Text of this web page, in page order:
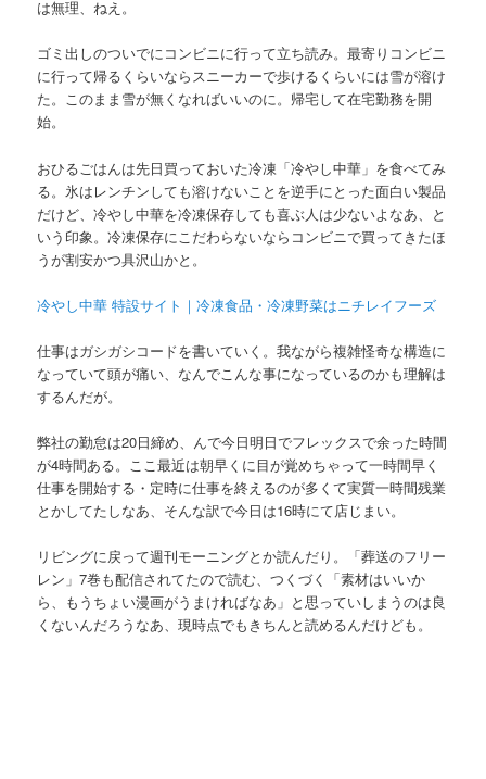
は無理、ねえ。
ゴミ出しのついでにコンビニに行って立ち読み。最寄りコンビニ
に行って帰るくらいならスニーカーで歩けるくらいには雪が溶け
た。このまま雪が無くなればいいのに。帰宅して在宅勤務を開
始。
おひるごはんは先日買っておいた冷凍「冷やし中華」を食べてみ
る。氷はレンチンしても溶けないことを逆手にとった面白い製品
だけど、冷やし中華を冷凍保存しても喜ぶ人は少ないよなあ、と
いう印象。冷凍保存にこだわらないならコンビニで買ってきたほ
うが割安かつ具沢山かと。
冷やし中華 特設サイト｜冷凍食品・冷凍野菜はニチレイフーズ
仕事はガシガシコードを書いていく。我ながら複雑怪奇な構造に
なっていて頭が痛い、なんでこんな事になっているのかも理解は
するんだが。
弊社の勤怠は20日締め、んで今日明日でフレックスで余った時間
が4時間ある。ここ最近は朝早くに目が覚めちゃって一時間早く
仕事を開始する・定時に仕事を終えるのが多くて実質一時間残業
とかしてたしなあ、そんな訳で今日は16時にて店じまい。
リビングに戻って週刊モーニングとか読んだり。「葬送のフリー
レン」7巻も配信されてたので読む、つくづく「素材はいいか
ら、もうちょい漫画がうまければなあ」と思っていしまうのは良
くないんだろうなあ、現時点でもきちんと読めるんだけども。